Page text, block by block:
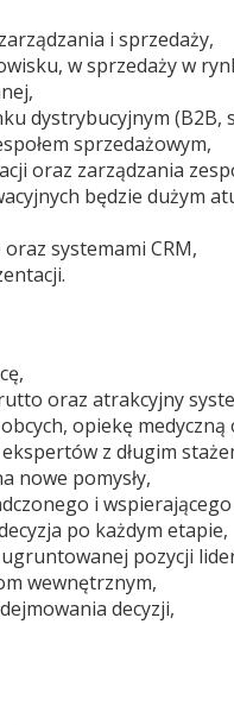
i sprzedaży,
w sprzedaży w
dystrybucyjnym (B2B,
sprzedażowym,
oraz zarządzania
będzie dużym
systemami CRM,
oraz atrakcyjny
opiekę
z długim
nowe pomysły,
i
po każdym etapie,
pozycji
wewnętrznym,
decyzji,